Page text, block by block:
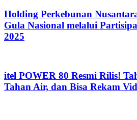
Holding Perkebunan
Gula Nasional melalui
2025
itel POWER 80 Resmi Rilis!
Tahan Air, dan Bisa Rekam